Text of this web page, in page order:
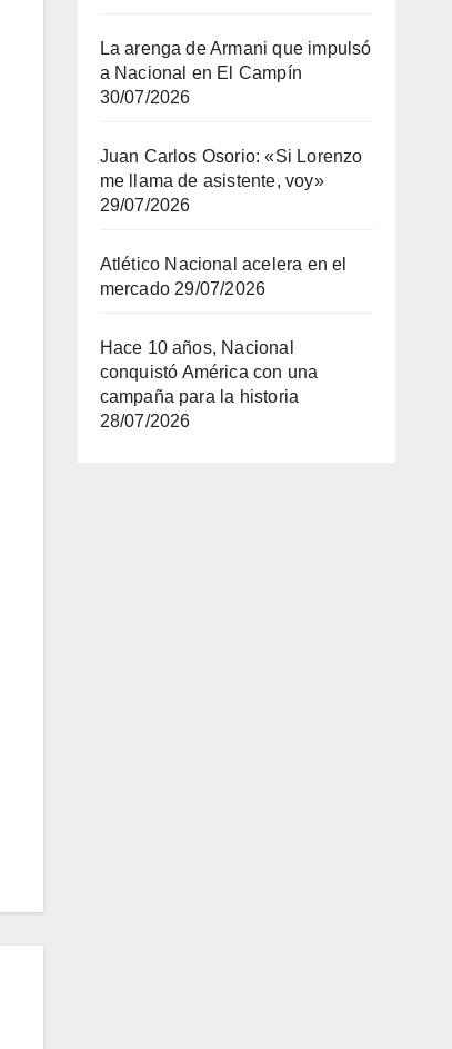
La arenga de Armani que impulsó
a Nacional en El Campín
30/07/2026
Juan Carlos Osorio: «Si Lorenzo
me llama de asistente, voy»
29/07/2026
Atlético Nacional acelera en el
mercado 29/07/2026
Hace 10 años, Nacional
conquistó América con una
campaña para la historia
28/07/2026